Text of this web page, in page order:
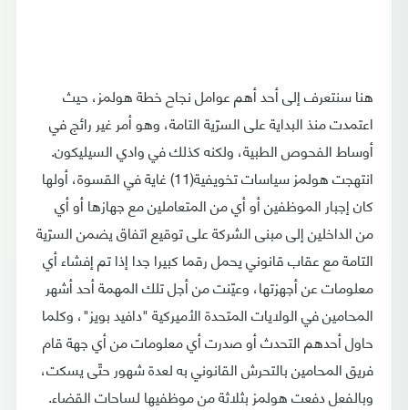
هنا سنتعرف إلى أحد أهم عوامل نجاح خطة هولمز، حيث
اعتمدت منذ البداية على السرّية التامة، وهو أمر غير رائج في
أوساط الفحوص الطبية، ولكنه كذلك في وادي السيليكون.
انتهجت هولمز سياسات تخويفية(11) غاية في القسوة، أولها
كان إجبار الموظفين أو أي من المتعاملين مع جهازها أو أي
من الداخلين إلى مبنى الشركة على توقيع اتفاق يضمن السرّية
التامة مع عقاب قانوني يحمل رقما كبيرا جدا إذا تم إفشاء أي
معلومات عن أجهزتها، وعيّنت من أجل تلك المهمة أحد أشهر
المحامين في الولايات المتحدة الأميركية "دافيد بويز"، وكلما
حاول أحدهم التحدث أو صدرت أي معلومات من أي جهة قام
فريق المحامين بالتحرش القانوني به لعدة شهور حتّى يسكت،
وبالفعل دفعت هولمز بثلاثة من موظفيها لساحات القضاء.